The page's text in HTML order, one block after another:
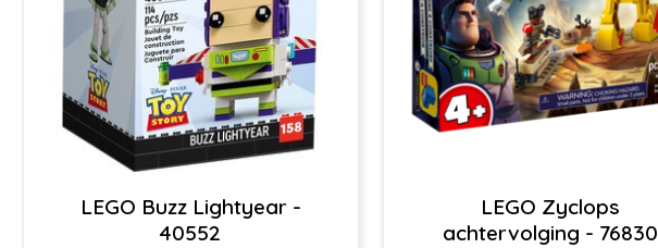
LEGO Buzz Lightyear -
40552
LEGO Zyclops
achtervolging - 76830